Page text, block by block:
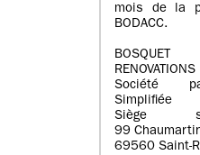
mois de la
BODACC.
RENOVATIONS
Société
Simplifiée
Siège
99
69560 Saint-